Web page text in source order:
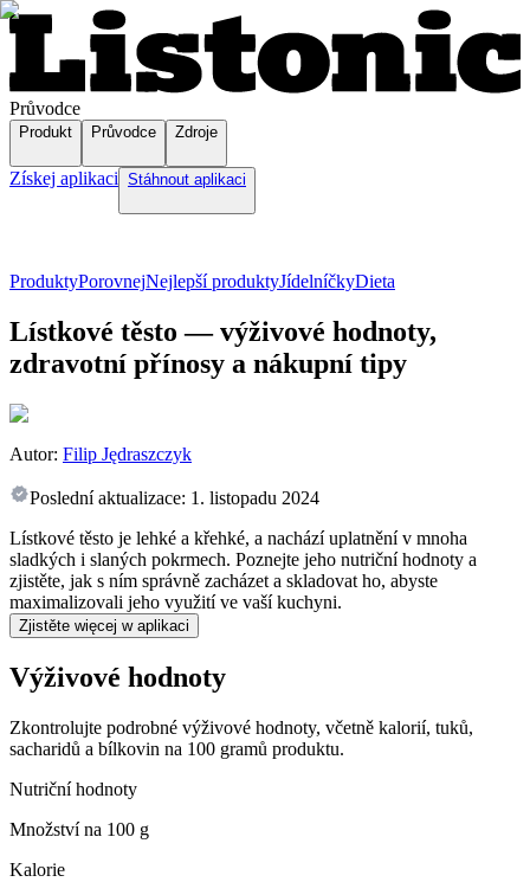
Průvodce
Produkt Průvodce Zdroje
Získej aplikaci Stáhnout aplikaci
ProduktyPorovnejNejlepší produktyJídelníčkyDieta
Lístkové těsto — výživové hodnoty,
zdravotní přínosy a nákupní tipy
Autor: Filip Jędraszczyk
Poslední aktualizace: 1. listopadu 2024
Lístkové těsto je lehké a křehké, a nachází uplatnění v mnoha
sladkých i slaných pokrmech. Poznejte jeho nutriční hodnoty a
zjistěte, jak s ním správně zacházet a skladovat ho, abyste
maximalizovali jeho využití ve vaší kuchyni.
Zjistěte więcej w aplikaci
Výživové hodnoty
Zkontrolujte podrobné výživové hodnoty, včetně kalorií, tuků,
sacharidů a bílkovin na 100 gramů produktu.
Nutriční hodnoty
Množství na 100 g
Kalorie